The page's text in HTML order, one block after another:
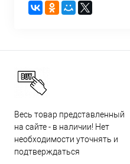
Весь товар представленный
на сайте - в наличии! Нет
необходимости уточнять и
подтверждаться